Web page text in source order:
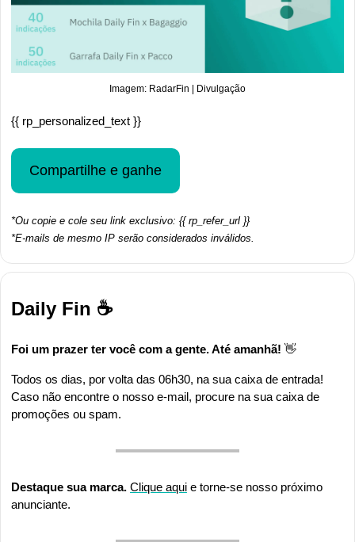
Imagem: RadarFin | Divulgação
{{ rp_personalized_text }}
Compartilhe e ganhe
*Ou copie e cole seu link exclusivo: {{ rp_refer_url }}
*E-mails de mesmo IP serão considerados inválidos.
Daily Fin ☕
Foi um prazer ter você com a gente. Até amanhã! 👋
Todos os dias, por volta das 06h30, na sua caixa de entrada!
Caso não encontre o nosso e-mail, procure na sua caixa de
promoções ou spam.
Destaque sua marca. Clique aqui e torne-se nosso próximo
anunciante.